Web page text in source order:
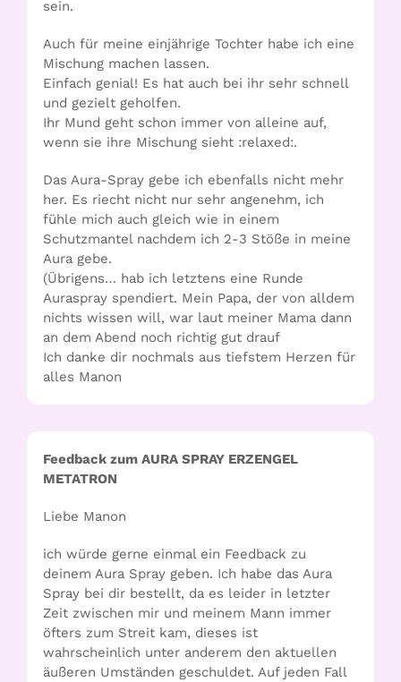
sein.
Auch für meine einjährige Tochter habe ich eine
Mischung machen lassen.
Einfach genial! Es hat auch bei ihr sehr schnell
und gezielt geholfen.
Ihr Mund geht schon immer von alleine auf,
wenn sie ihre Mischung sieht :relaxed:.
Das Aura-Spray gebe ich ebenfalls nicht mehr
her. Es riecht nicht nur sehr angenehm, ich
fühle mich auch gleich wie in einem
Schutzmantel nachdem ich 2-3 Stöße in meine
Aura gebe.
(Übrigens… hab ich letztens eine Runde
Auraspray spendiert. Mein Papa, der von alldem
nichts wissen will, war laut meiner Mama dann
an dem Abend noch richtig gut drauf
Ich danke dir nochmals aus tiefstem Herzen für
alles Manon
Feedback zum AURA SPRAY ERZENGEL
METATRON
Liebe Manon
ich würde gerne einmal ein Feedback zu
deinem Aura Spray geben. Ich habe das Aura
Spray bei dir bestellt, da es leider in letzter
Zeit zwischen mir und meinem Mann immer
öfters zum Streit kam, dieses ist
wahrscheinlich unter anderem den aktuellen
äußeren Umständen geschuldet. Auf jeden Fall